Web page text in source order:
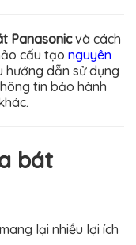
Panasonicvà cách
cấu tạo nguyên
hướng dẫn sử dụng
tin bảo hành
bát
lại nhiều lợi ích